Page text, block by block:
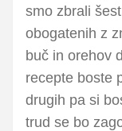
smo zbrali
obogatenih z
buč in orehov
recepte boste
drugih pa si
trud se bo